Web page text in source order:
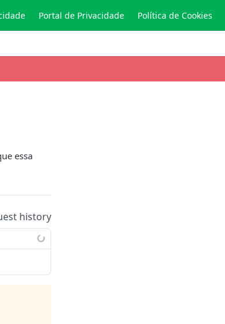
Portal de Privacidade Política de Cookies
essa
history